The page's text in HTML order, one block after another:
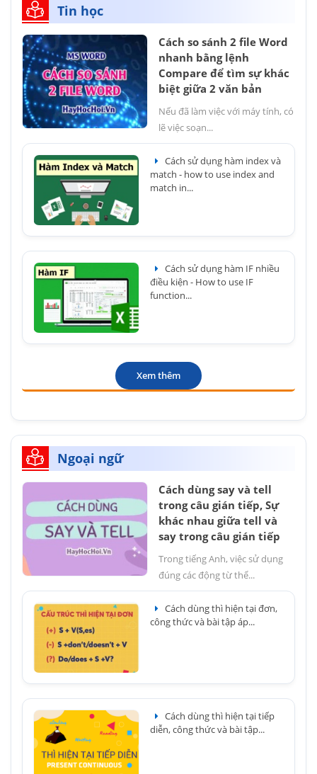
Tin học
Cách so sánh 2 file Word
nhanh bằng lệnh
Compare để tìm sự khác
biệt giữa 2 văn bản
Nếu đã làm việc với máy tính, có
lẽ việc soạn...
Cách sử dụng hàm index và
match - how to use index and
match in...
Cách sử dụng hàm IF nhiều
điều kiện - How to use IF
function...
Xem thêm
Ngoại ngữ
Cách dùng say và tell
trong câu gián tiếp, Sự
khác nhau giữa tell và
say trong câu gián tiếp
Trong tiếng Anh, việc sử dụng
đúng các động từ thể...
Cách dùng thì hiện tại đơn,
công thức và bài tập áp...
Cách dùng thì hiện tại tiếp
diễn, công thức và bài tập...